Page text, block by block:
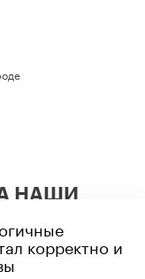
НАШИ
корректно и